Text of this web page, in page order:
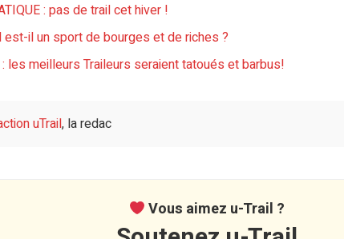
: pas de trail cet hiver !
est-il un sport de bourges et de riches ?
les meilleurs Traileurs seraient tatoués et barbus!
uTrail, la redac
Vous aimez u-Trail ?